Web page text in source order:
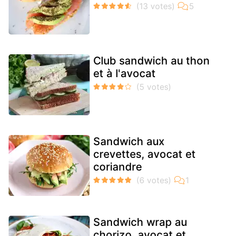
Club sandwich au thon
et à l'avocat
Sandwich aux
crevettes, avocat et
coriandre
Sandwich wrap au